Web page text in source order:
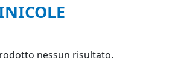
nessun risultato.